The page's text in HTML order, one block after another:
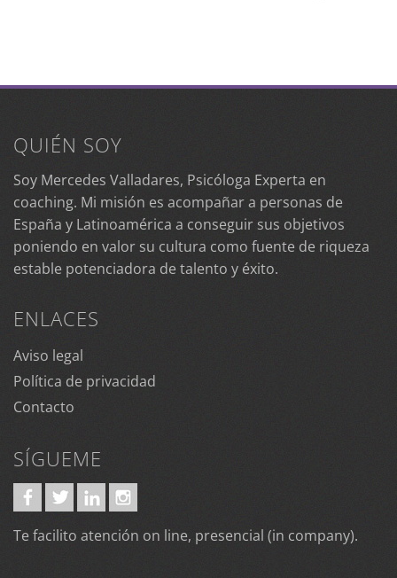
QUIÉN SOY
Soy Mercedes Valladares, Psicóloga Experta en
coaching. Mi misión es acompañar a personas de
España y Latinoamérica a conseguir sus objetivos
poniendo en valor su cultura como fuente de riqueza
estable potenciadora de talento y éxito.
ENLACES
Aviso legal
Política de privacidad
Contacto
SÍGUEME
Te facilito atención on line, presencial (in company).